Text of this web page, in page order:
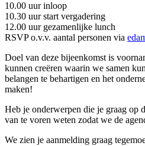
10.00 uur inloop
10.30 uur start vergadering
12.00 uur gezamenlijke lunch
RSVP o.v.v. aantal personen via
Doel van deze bijeenkomst is
kunnen creëren waarin we samen
belangen te behartigen en het
maken!
Heb je onderwerpen die je graag op
van te voren weten zodat we de
We zien je aanmelding graag